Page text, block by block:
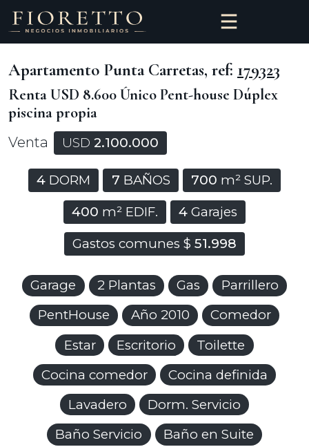
Apartamento Punta Carretas, ref: 179323
Renta USD 8.600 Único Pent-house Dúplex
piscina propia
Venta USD 2.100.000
4 DORM 7 BAÑOS 700 m² SUP.
400 m² EDIF. 4 Garajes
Gastos comunes $ 51.998
Garage 2 Plantas Gas
Parrillero
PentHouse
Año 2010
Comedor
Estar
Escritorio
Toilette
Cocina comedor
Cocina definida
Lavadero
Dorm. Servicio
Baño Servicio
Baño en Suite